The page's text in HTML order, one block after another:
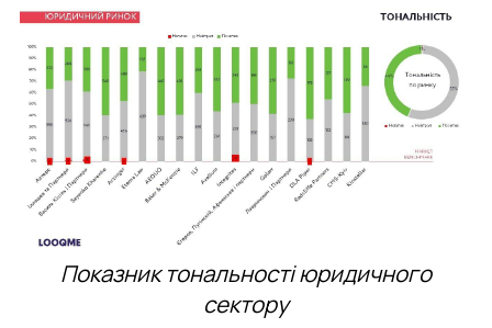
Показник тональності юридичного
сектору